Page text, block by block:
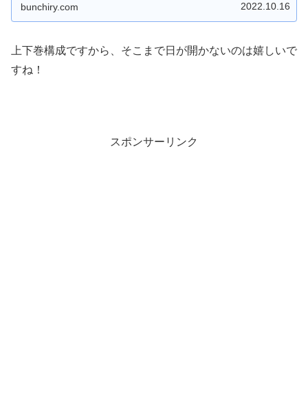
bunchiry.com 2022.10.16
上下巻構成ですから、そこまで日が開かないのは嬉しいで
すね！
スポンサーリンク